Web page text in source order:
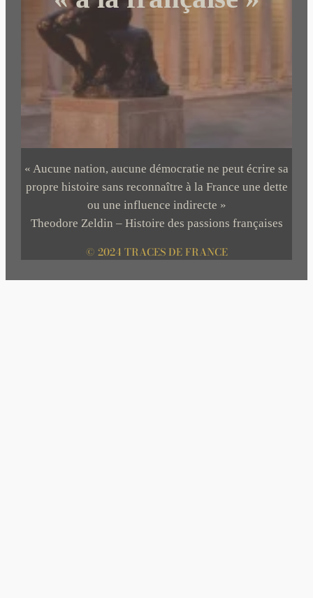
« Aucune nation, aucune démocratie ne peut écrire sa
propre histoire sans reconnaître à la France une dette
ou une influence indirecte »
Theodore Zeldin – Histoire des passions françaises
© 2024 TRACES DE FRANCE